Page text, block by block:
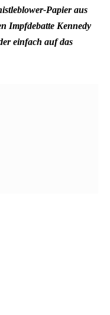
Papier aus
Impfdebatte Kennedy
einfach auf das